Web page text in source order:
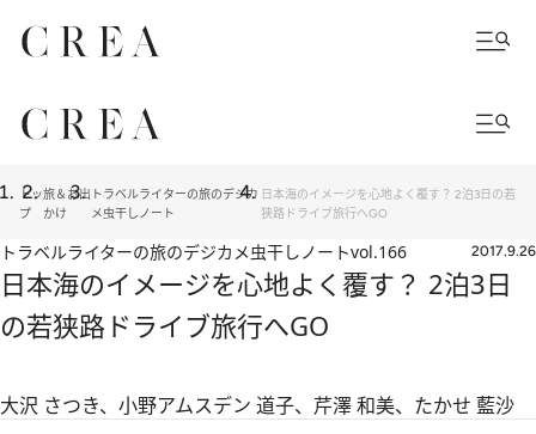
トッ
プ
旅＆お出
かけ
トラベルライターの旅のデジカ
メ虫干しノート
日本海のイメージを心地よく覆す？ 2泊3日の若
狭路ドライブ旅行へGO
トラベルライターの旅のデジカメ虫干しノートvol.166 2017.9.26
日本海のイメージを心地よく覆す？ 2泊3日
の若狭路ドライブ旅行へGO
大沢 さつき、小野アムスデン 道子、芹澤 和美、たかせ 藍沙